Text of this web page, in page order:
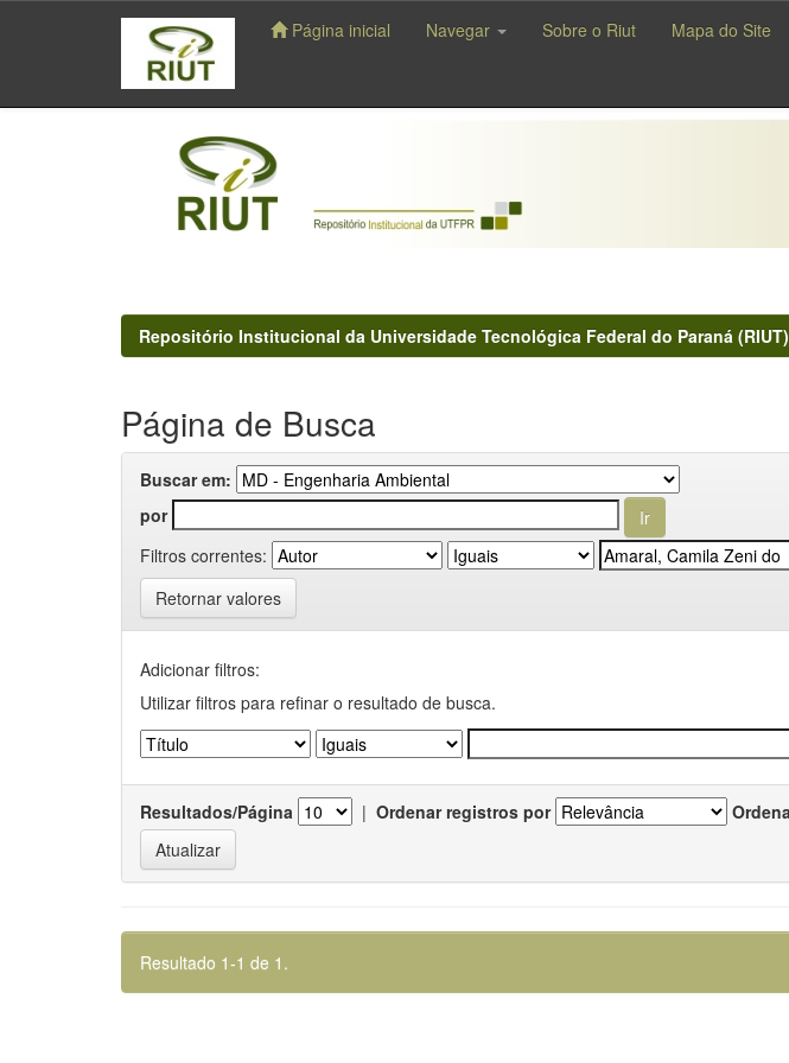
navigation
Página inicial Navegar Sobre o Riut Mapa do Site
Repositório Institucional da Universidade Tecnológica Federal do Paraná (RIUT)
Página de Busca
Buscar em:
por
Filtros correntes:
Retornar valores
Adicionar filtros:
Utilizar filtros para refinar o resultado de busca.
Resultados/Página | Ordenar registros por
Resultado 1-1 de 1.